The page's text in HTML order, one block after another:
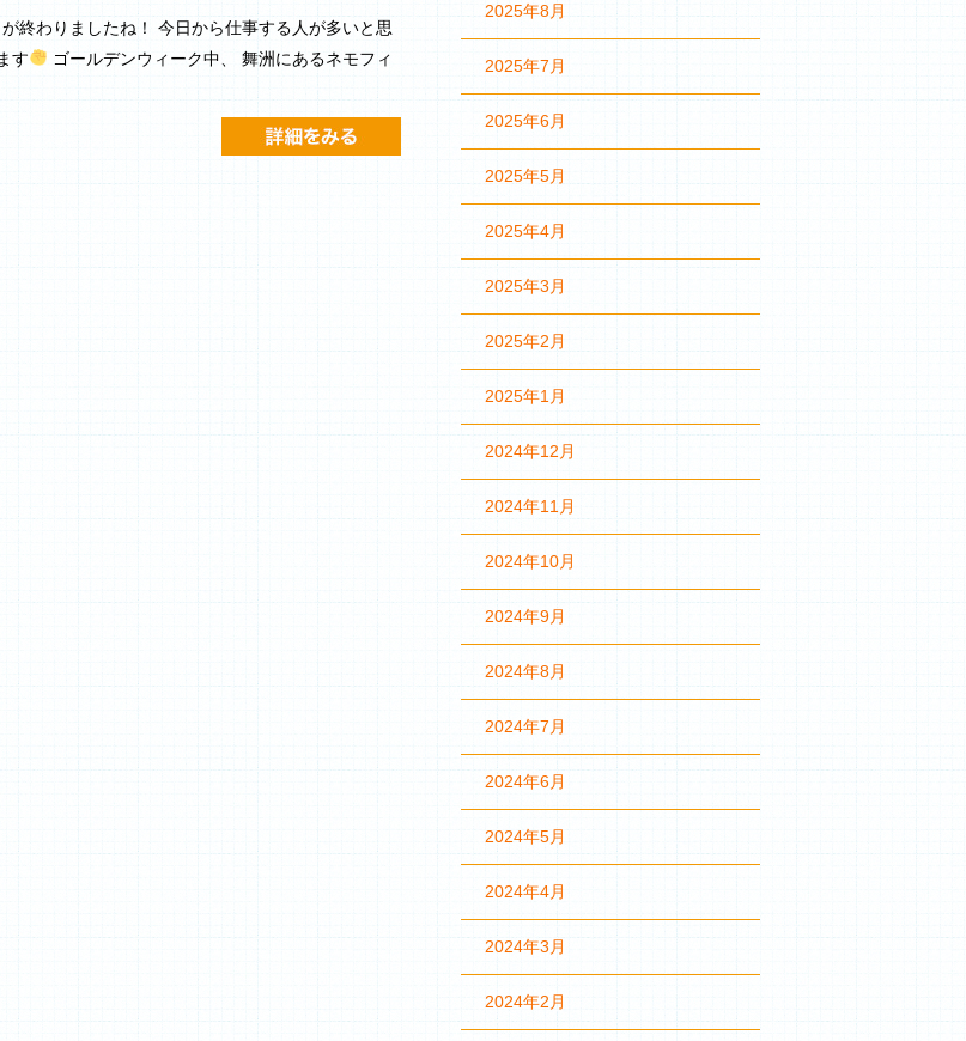
終わりましたね！ 今日から仕事する人が多いと思
す
ゴールデンウィーク中、 舞洲にあるネモフィ
2025年8月
2025年7月
2025年6月
2025年5月
2025年4月
2025年3月
2025年2月
2025年1月
2024年12月
2024年11月
2024年10月
2024年9月
2024年8月
2024年7月
2024年6月
2024年5月
2024年4月
2024年3月
2024年2月